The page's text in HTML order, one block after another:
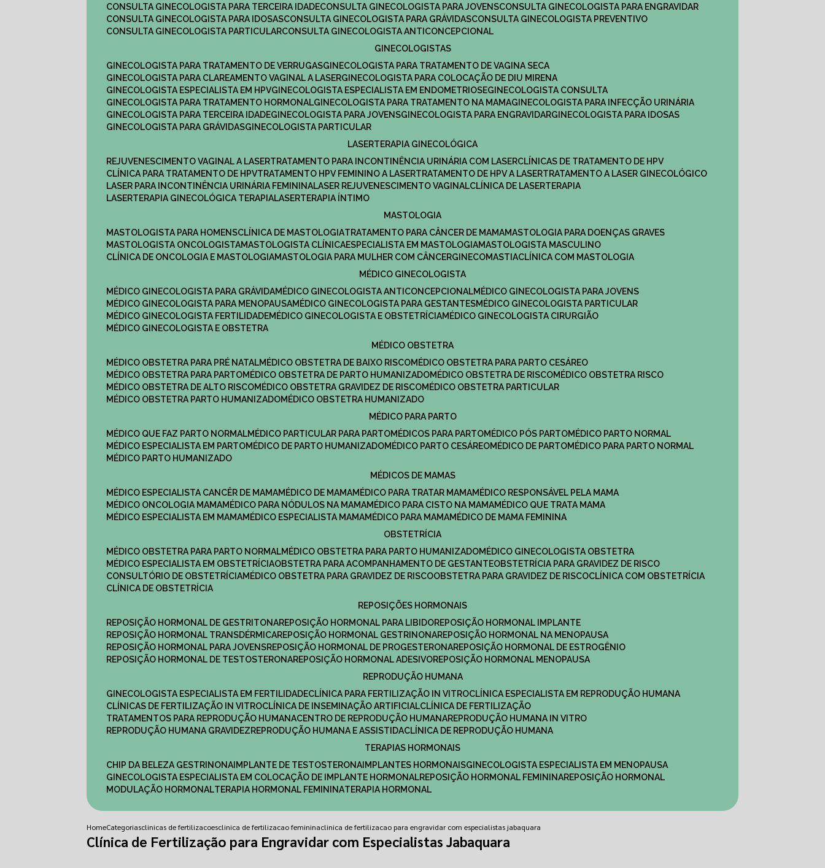
CONSULTA GINECOLOGISTA PARA TERCEIRA IDADE
CONSULTA GINECOLOGISTA PARA JOVENS
CONSULTA GINECOLOGISTA PARA ENGRAVIDAR
CONSULTA GINECOLOGISTA PARA IDOSAS
CONSULTA GINECOLOGISTA PARA GRÁVIDAS
CONSULTA GINECOLOGISTA PREVENTIVO
CONSULTA GINECOLOGISTA PARTICULAR
CONSULTA GINECOLOGISTA ANTICONCEPCIONAL
GINECOLOGISTAS
GINECOLOGISTA PARA TRATAMENTO DE VERRUGAS
GINECOLOGISTA PARA TRATAMENTO DE VAGINA SECA
GINECOLOGISTA PARA CLAREAMENTO VAGINAL A LASER
GINECOLOGISTA PARA COLOCAÇÃO DE DIU MIRENA
GINECOLOGISTA ESPECIALISTA EM HPV
GINECOLOGISTA ESPECIALISTA EM ENDOMETRIOSE
GINECOLOGISTA CONSULTA
GINECOLOGISTA PARA TRATAMENTO HORMONAL
GINECOLOGISTA PARA TRATAMENTO NA MAMA
GINECOLOGISTA PARA INFECÇÃO URINÁRIA
GINECOLOGISTA PARA TERCEIRA IDADE
GINECOLOGISTA PARA JOVENS GINECOLOGISTA PARA ENGRAVIDAR
GINECOLOGISTA PARA IDOSAS
GINECOLOGISTA PARA GRÁVIDAS
GINECOLOGISTA PARTICULAR
LASERTERAPIA GINECOLÓGICA
REJUVENESCIMENTO VAGINAL A LASER
TRATAMENTO PARA INCONTINÊNCIA URINÁRIA COM LASER
CLÍNICAS DE TRATAMENTO DE HPV
CLÍNICA PARA TRATAMENTO DE HPV
TRATAMENTO HPV FEMININO A LASER TRATAMENTO DE HPV A LASER
TRATAMENTO A LASER GINECOLÓGICO
LASER PARA INCONTINÊNCIA URINÁRIA FEMININA LASER REJUVENESCIMENTO VAGINAL
CLÍNICA DE LASERTERAPIA
LASERTERAPIA GINECOLÓGICA TERAPIA LASERTERAPIA ÍNTIMO
MASTOLOGIA
MASTOLOGISTA PARA HOMENS
CLÍNICA DE MASTOLOGIA TRATAMENTO PARA CÂNCER DE MAMA
MASTOLOGIA PARA DOENÇAS GRAVES
MASTOLOGISTA ONCOLOGISTA
MASTOLOGISTA CLÍNICA ESPECIALISTA EM MASTOLOGIA
MASTOLOGISTA MASCULINO
CLÍNICA DE ONCOLOGIA E MASTOLOGIA
MASTOLOGIA PARA MULHER COM CÂNCER GINECOMASTIA
CLÍNICA COM MASTOLOGIA
MÉDICO GINECOLOGISTA
MÉDICO GINECOLOGISTA PARA GRÁVIDA
MÉDICO GINECOLOGISTA ANTICONCEPCIONAL
MÉDICO GINECOLOGISTA PARA JOVENS
MÉDICO GINECOLOGISTA PARA MENOPAUSA
MÉDICO GINECOLOGISTA PARA GESTANTES
MÉDICO GINECOLOGISTA PARTICULAR
MÉDICO GINECOLOGISTA FERTILIDADE
MÉDICO GINECOLOGISTA E OBSTETRÍCIA
MÉDICO GINECOLOGISTA CIRURGIÃO
MÉDICO GINECOLOGISTA E OBSTETRA
MÉDICO OBSTETRA
MÉDICO OBSTETRA PARA PRÉ NATAL
MÉDICO OBSTETRA DE BAIXO RISCO
MÉDICO OBSTETRA PARA PARTO CESÁREO
MÉDICO OBSTETRA PARA PARTO
MÉDICO OBSTETRA DE PARTO HUMANIZADO MÉDICO OBSTETRA DE RISCO
MÉDICO OBSTETRA RISCO
MÉDICO OBSTETRA DE ALTO RISCO
MÉDICO OBSTETRA GRAVIDEZ DE RISCO
MÉDICO OBSTETRA PARTICULAR
MÉDICO OBSTETRA PARTO HUMANIZADO
MÉDICO OBSTETRA HUMANIZADO
MÉDICO PARA PARTO
MÉDICO QUE FAZ PARTO NORMAL
MÉDICO PARTICULAR PARA PARTO MÉDICOS PARA PARTO MÉDICO PÓS PARTO
MÉDICO PARTO NORMAL
MÉDICO ESPECIALISTA EM PARTO
MÉDICO DE PARTO HUMANIZADO MÉDICO PARTO CESÁREO MÉDICO DE PARTO
MÉDICO PARA PARTO NORMAL
MÉDICO PARTO HUMANIZADO
MÉDICOS DE MAMAS
MÉDICO ESPECIALISTA CANCÊR DE MAMA
MÉDICO DE MAMA MÉDICO PARA TRATAR MAMA
MÉDICO RESPONSÁVEL PELA MAMA
MÉDICO ONCOLOGIA MAMA
MÉDICO PARA NÓDULOS NA MAMA MÉDICO PARA CISTO NA MAMA
MÉDICO QUE TRATA MAMA
MÉDICO ESPECIALISTA EM MAMA
MÉDICO ESPECIALISTA MAMA MÉDICO PARA MAMA
MÉDICO DE MAMA FEMININA
OBSTETRÍCIA
MÉDICO OBSTETRA PARA PARTO NORMAL
MÉDICO OBSTETRA PARA PARTO HUMANIZADO
MÉDICO GINECOLOGISTA OBSTETRA
MÉDICO ESPECIALISTA EM OBSTETRÍCIA
OBSTETRA PARA ACOMPANHAMENTO DE GESTANTE
OBSTETRÍCIA PARA GRAVIDEZ DE RISCO
CONSULTÓRIO DE OBSTETRÍCIA
MÉDICO OBSTETRA PARA GRAVIDEZ DE RISCO OBSTETRA PARA GRAVIDEZ DE RISCO
CLÍNICA COM OBSTETRÍCIA
CLÍNICA DE OBSTETRÍCIA
REPOSIÇÕES HORMONAIS
REPOSIÇÃO HORMONAL DE GESTRITONA
REPOSIÇÃO HORMONAL PARA LIBIDO
REPOSIÇÃO HORMONAL IMPLANTE
REPOSIÇÃO HORMONAL TRANSDÉRMICA
REPOSIÇÃO HORMONAL GESTRINONA
REPOSIÇÃO HORMONAL NA MENOPAUSA
REPOSIÇÃO HORMONAL PARA JOVENS
REPOSIÇÃO HORMONAL DE PROGESTERONA
REPOSIÇÃO HORMONAL DE ESTROGÊNIO
REPOSIÇÃO HORMONAL DE TESTOSTERONA
REPOSIÇÃO HORMONAL ADESIVO
REPOSIÇÃO HORMONAL MENOPAUSA
REPRODUÇÃO HUMANA
GINECOLOGISTA ESPECIALISTA EM FERTILIDADE
CLÍNICA PARA FERTILIZAÇÃO IN VITRO
CLÍNICA ESPECIALISTA EM REPRODUÇÃO HUMANA
CLÍNICAS DE FERTILIZAÇÃO IN VITRO
CLÍNICA DE INSEMINAÇÃO ARTIFICIAL
CLÍNICA DE FERTILIZAÇÃO
TRATAMENTOS PARA REPRODUÇÃO HUMANA
CENTRO DE REPRODUÇÃO HUMANA
REPRODUÇÃO HUMANA IN VITRO
REPRODUÇÃO HUMANA GRAVIDEZ
REPRODUÇÃO HUMANA E ASSISTIDA
CLÍNICA DE REPRODUÇÃO HUMANA
TERAPIAS HORMONAIS
CHIP DA BELEZA GESTRINONA IMPLANTE DE TESTOSTERONA IMPLANTES HORMONAIS
GINECOLOGISTA ESPECIALISTA EM MENOPAUSA
GINECOLOGISTA ESPECIALISTA EM COLOCAÇÃO DE IMPLANTE HORMONAL
REPOSIÇÃO HORMONAL FEMININA
REPOSIÇÃO HORMONAL
MODULAÇÃO HORMONAL
TERAPIA HORMONAL FEMININA TERAPIA HORMONAL
HomeCategoriasclinicas de fertilizacoesclinica de fertilizacao femininaclinica de fertilizacao para engravidar com especialistas jabaquara
Clínica de Fertilização para Engravidar com Especialistas Jabaquara